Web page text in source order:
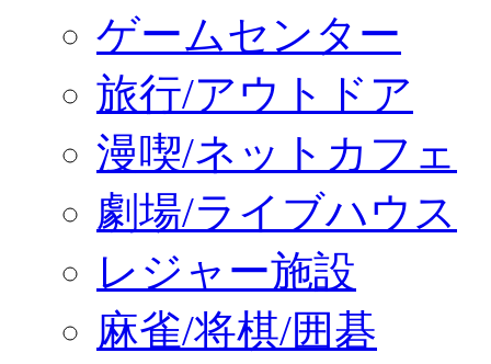
ゲームセンター
旅行/アウトドア
漫喫/ネットカフェ
劇場/ライブハウス
レジャー施設
麻雀/将棋/囲碁